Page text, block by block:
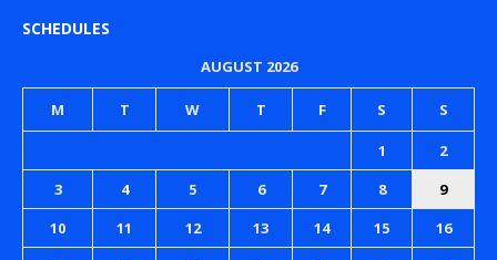
SCHEDULES
AUGUST 2026
M T W T F S S
1
2
3
4 5 6 7 8
9
10
11 12 13 14 15
16